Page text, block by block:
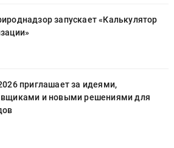
запускает «Калькулятор
приглашает за идеями,
и новыми решениями для